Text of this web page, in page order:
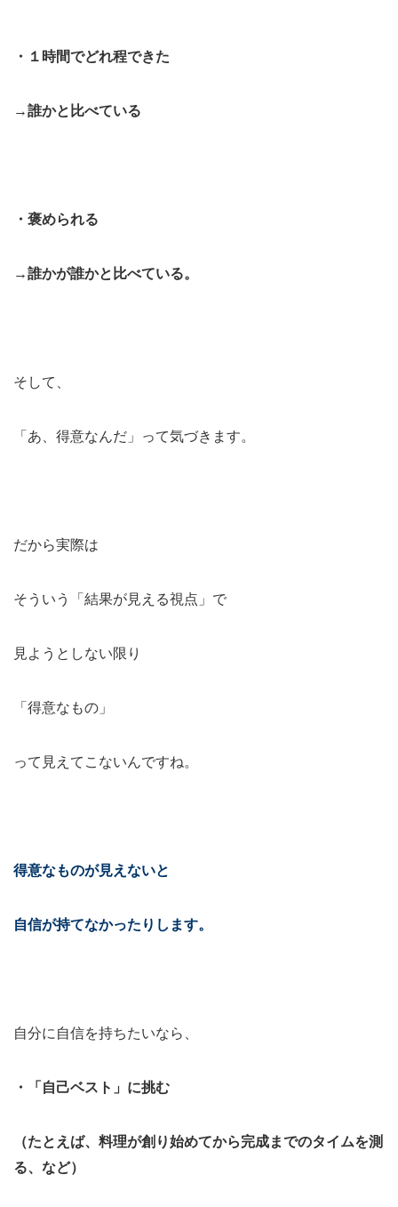
・１時間でどれ程できた
→誰かと比べている
・褒められる
→誰かが誰かと比べている。
そして、
「あ、得意なんだ」って気づきます。
だから実際は
そういう「結果が見える視点」で
見ようとしない限り
「得意なもの」
って見えてこないんですね。
得意なものが見えないと
自信が持てなかったりします。
自分に自信を持ちたいなら、
・「自己ベスト」に挑む
（たとえば、料理が創り始めてから完成までのタイムを測
る、など）